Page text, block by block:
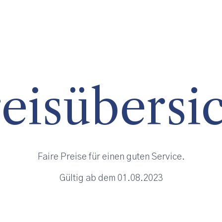
Faire Preise für einen guten Service.
Gültig ab dem 01.08.2023